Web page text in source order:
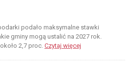
podało maksymalne stawki
gminy mogą ustalić na 2027 rok.
2,7 proc. Czytaj więcej